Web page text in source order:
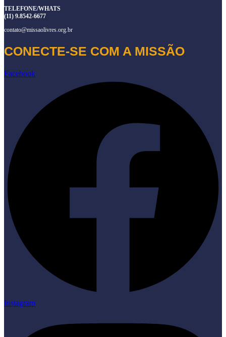
TELEFONE/WHATS
(11) 9.8542-6677
contato@missaolivres.org.br
CONECTE-SE COM A MISSÃO
Facebook
Instagram